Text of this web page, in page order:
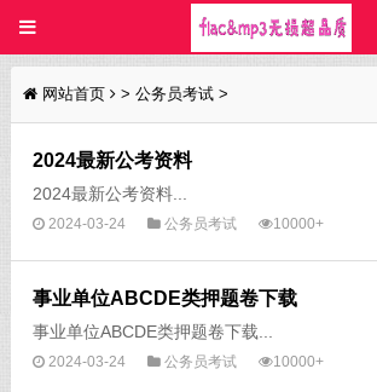
网站首页 > 公务员考试>
2024最新公考资料
2024最新公考资料...
2024-03-24 公务员考试 10000+
事业单位ABCDE类押题卷下载
事业单位ABCDE类押题卷下载...
2024-03-24 公务员考试 10000+